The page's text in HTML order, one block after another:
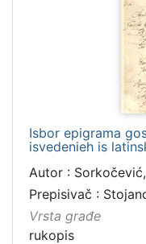
Isbor epigrama
isvedenieh is
Autor :
Prepisivač :
Vrsta građe
rukopis